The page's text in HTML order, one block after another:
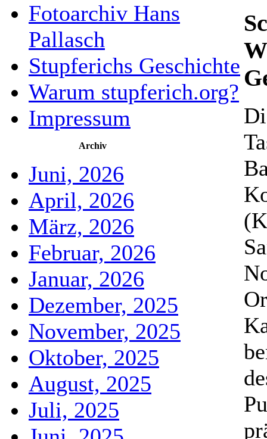
Fotoarchiv Hans
Pallasch
Stupferichs Geschichte
Warum stupferich.org?
Impressum
Archiv
Juni, 2026
April, 2026
März, 2026
Februar, 2026
Januar, 2026
Dezember, 2025
November, 2025
Oktober, 2025
August, 2025
Juli, 2025